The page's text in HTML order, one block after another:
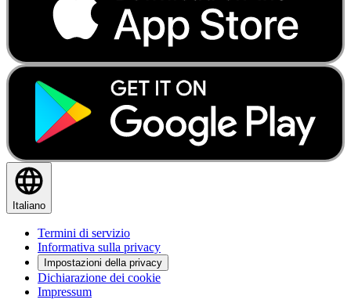
Italiano
Termini di servizio
Informativa sulla privacy
Impostazioni della privacy
Dichiarazione dei cookie
Impressum